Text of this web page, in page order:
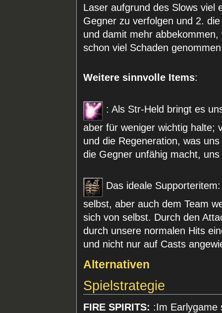
Laser aufgrund des Slows viel
Gegner zu verfolgen und 2.
und damit mehr
schon viel Schaden
Weitere sinnvolle Items:
: Als Str-Held bringt es
aber für weniger wichtig halte;
und die Regeneration, was
die Gegner unfähig macht,
Das ideale
selbst, aber auch dem Team
sich von selbst. Durch den
durch unsere normalen Hits
und nicht nur auf Casts
Alternativen
Spielstrategie
FIRE SPIRITS: :Im Earlygame